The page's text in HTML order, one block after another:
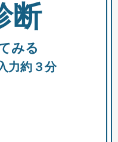
示
出資
断
みる
力約３分